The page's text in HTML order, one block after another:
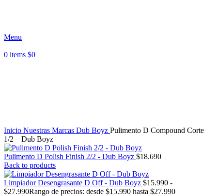
Menu
0 items $0
Inicio Nuestras Marcas Dub Boyz Pulimento D Compound Corte
1/2 – Dub Boyz
Pulimento D Polish Finish 2/2 - Dub Boyz $18.690
Back to products
Limpiador Desengrasante D Off - Dub Boyz $15.990 -
$27.990Rango de precios: desde $15.990 hasta $27.990